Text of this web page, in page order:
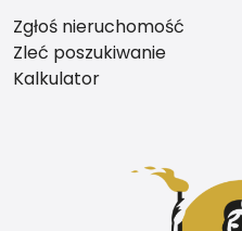
Zgłoś nieruchomość
Zleć poszukiwanie
Kalkulator